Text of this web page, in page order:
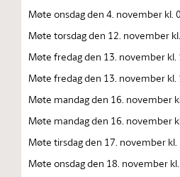
Møte onsdag den 4. november kl.
Møte torsdag den 12. november
Møte fredag den 13. november kl.
Møte fredag den 13. november kl.
Møte mandag den 16. november
Møte mandag den 16. november
Møte tirsdag den 17. november kl.
Møte onsdag den 18. november